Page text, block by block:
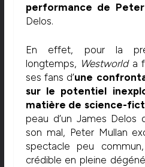
performance de Peter
Delos.
En effet, pour la
longtemps, Westworlda
ses fans d’une
sur le potentiel
matière de science-
peau d’un James Delos
son mal, Peter Mullan
spectacle peu
crédible en pleine